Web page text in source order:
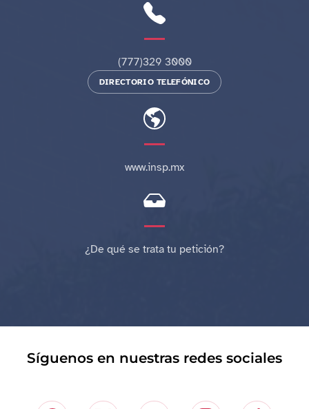
(777)329 3000
DIRECTORIO TELEFÓNICO
www.insp.mx
¿De qué se trata tu petición?
Síguenos en nuestras redes sociales